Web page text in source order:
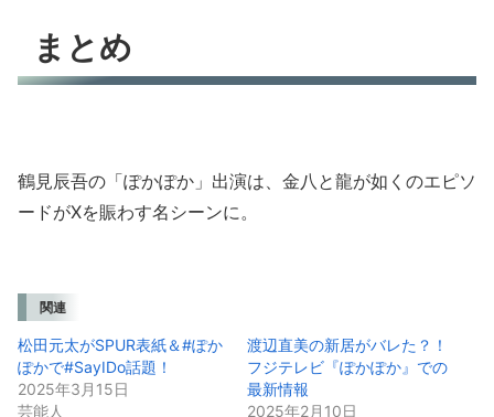
まとめ
鶴見辰吾の「ぽかぽか」出演は、金八と龍が如くのエピソ
ードがXを賑わす名シーンに。
関連
松田元太がSPUR表紙＆#ぽか
ぽかで#SayIDo話題！
2025年3月15日
芸能人
渡辺直美の新居がバレた？！
フジテレビ『ぽかぽか』での
最新情報
2025年2月10日